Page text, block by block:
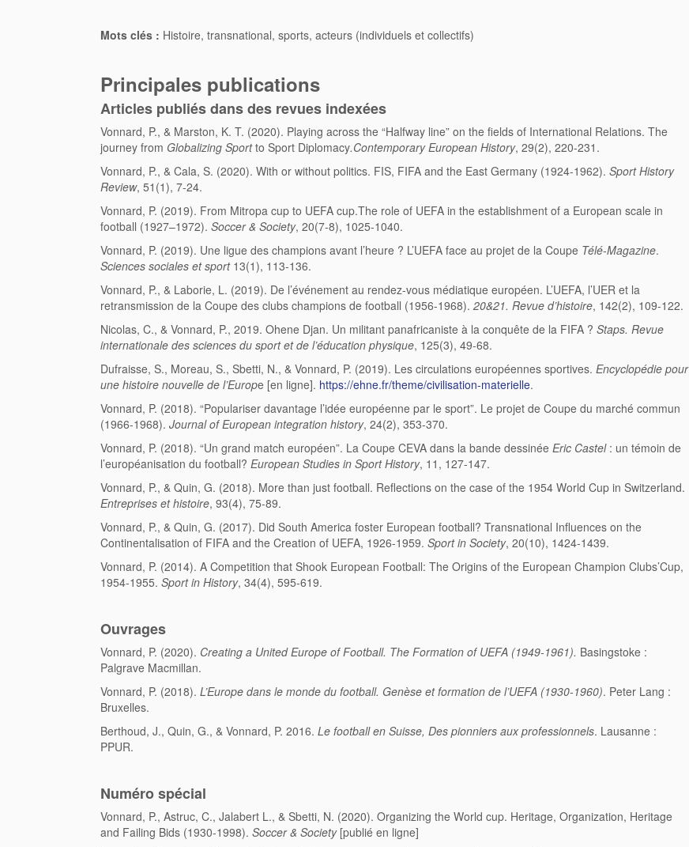
Mots clés : Histoire, transnational, sports, acteurs (individuels et collectifs)
Principales publications
Articles publiés dans des revues indexées
Vonnard, P., & Marston, K. T. (2020). Playing across the “Halfway line” on the fields of International Relations. The
journey from Globalizing Sportto Sport Diplomacy.Contemporary European History, 29(2), 220-231.
Vonnard, P., & Cala, S. (2020). With or without politics. FIS, FIFA and the East Germany (1924-1962). Sport History
Review, 51(1), 7-24.
Vonnard, P. (2019). From Mitropa cup to UEFA cup.The role of UEFA in the establishment of a European scale in
football (1927–1972). Soccer & Society, 20(7-8), 1025-1040.
Vonnard, P. (2019). Une ligue des champions avant l’heure ? L’UEFA face au projet de la Coupe Télé-Magazine.
Sciences sociales et sport13(1), 113-136.
Vonnard, P., & Laborie, L. (2019). De l’événement au rendez-vous médiatique européen. L’UEFA, l’UER et la
retransmission de la Coupe des clubs champions de football (1956-1968). 20&21. Revue d’histoire, 142(2), 109-122.
Nicolas, C., & Vonnard, P., 2019. Ohene Djan. Un militant panafricaniste à la conquête de la FIFA ? Staps. Revue
internationale des sciences du sport et de l’éducation physique, 125(3), 49-68.
Dufraisse, S., Moreau, S., Sbetti, N., & Vonnard, P. (2019). Les circulations européennes sportives. Encyclopédie pour
une histoire nouvelle de l’Europe [en ligne]. https://ehne.fr/theme/civilisation-materielle.
Vonnard, P. (2018). “Populariser davantage l’idée européenne par le sport”. Le projet de Coupe du marché commun
(1966-1968). Journal of European integration history, 24(2), 353-370.
Vonnard, P. (2018). “Un grand match européen”. La Coupe CEVA dans la bande dessinée Eric Castel : un témoin de
l’européanisation du football? European Studies in Sport History, 11, 127-147.
Vonnard, P., & Quin, G. (2018). More than just football. Reflections on the case of the 1954 World Cup in Switzerland.
Entreprises et histoire, 93(4), 75-89.
Vonnard, P., & Quin, G. (2017). Did South America foster European football? Transnational Influences on the
Continentalisation of FIFA and the Creation of UEFA, 1926-1959. Sport in Society, 20(10), 1424-1439.
Vonnard, P. (2014). A Competition that Shook European Football: The Origins of the European Champion Clubs’Cup,
1954-1955. Sport in History, 34(4), 595-619.
Ouvrages
Vonnard, P. (2020). Creating a United Europe of Football. The Formation of UEFA (1949-1961). Basingstoke :
Palgrave Macmillan.
Vonnard, P. (2018). L’Europe dans le monde du football. Genèse et formation de l’UEFA (1930-1960). Peter Lang :
Bruxelles.
Berthoud, J., Quin, G., & Vonnard, P. 2016. Le football en Suisse, Des pionniers aux professionnels. Lausanne :
PPUR.
Numéro spécial
Vonnard, P., Astruc, C., Jalabert L., & Sbetti, N. (2020). Organizing the World cup. Heritage, Organization, Heritage
and Failing Bids (1930-1998). Soccer & Society[publié en ligne]